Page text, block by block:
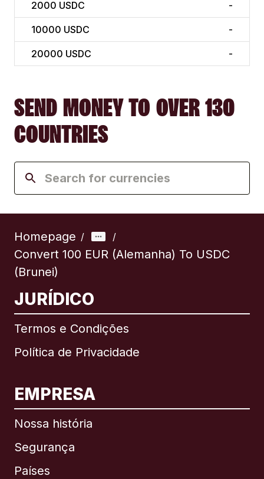
2000 USDC -
10000 USDC -
20000 USDC -
SEND MONEY TO OVER 130
COUNTRIES
Homepage / /
Convert 100 EUR (Alemanha) To USDC
(Brunei)
JURÍDICO
Termos e Condições
Política de Privacidade
EMPRESA
Nossa história
Segurança
Países